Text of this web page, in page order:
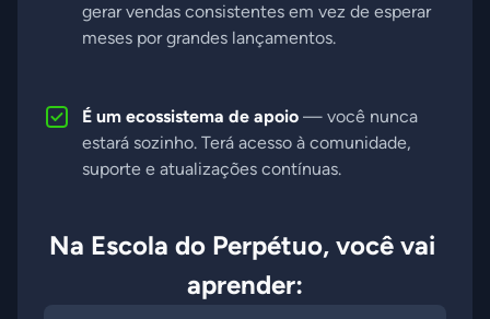
gerar vendas consistentes em vez de esperar
meses por grandes lançamentos.
É um ecossistema de apoio — você nunca
estará sozinho. Terá acesso à comunidade,
suporte e atualizações contínuas.
Na Escola do Perpétuo, você vai
aprender: